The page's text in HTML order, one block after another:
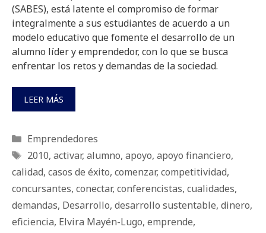
(SABES), está latente el compromiso de formar
integralmente a sus estudiantes de acuerdo a un
modelo educativo que fomente el desarrollo de un
alumno líder y emprendedor, con lo que se busca
enfrentar los retos y demandas de la sociedad.
LEER MÁS
Categorías
Emprendedores
Etiquetas
2010, activar, alumno, apoyo, apoyo financiero,
calidad, casos de éxito, comenzar, competitividad,
concursantes, conectar, conferencistas, cualidades,
demandas, Desarrollo, desarrollo sustentable, dinero,
eficiencia, Elvira Mayén-Lugo, emprende,